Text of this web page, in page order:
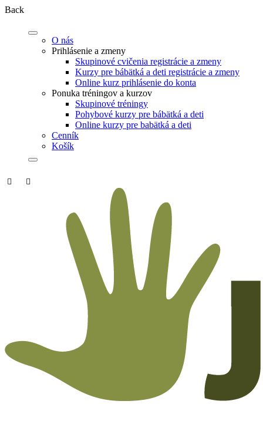
Back
O nás
Prihlásenie a zmeny
Skupinové cvičenia registrácie a zmeny
Kurzy pre bábätká a deti registrácie a zmeny
Online kurz prihlásenie do konta
Ponuka tréningov a kurzov
Skupinové tréningy
Pohybové kurzy pre bábätká a deti
Online kurzy pre babätká a deti
Cenník
Košík